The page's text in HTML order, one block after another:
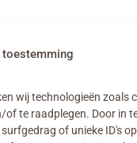
toestemming
wij technologieën zoals
te raadplegen. Door in
of unieke ID's